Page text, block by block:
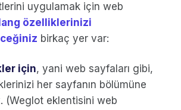
uygulamak için web
özelliklerinizi
birkaç yer var:
için, yani web sayfaları gibi,
her sayfanın bölümüne
(Weglot eklentisini web